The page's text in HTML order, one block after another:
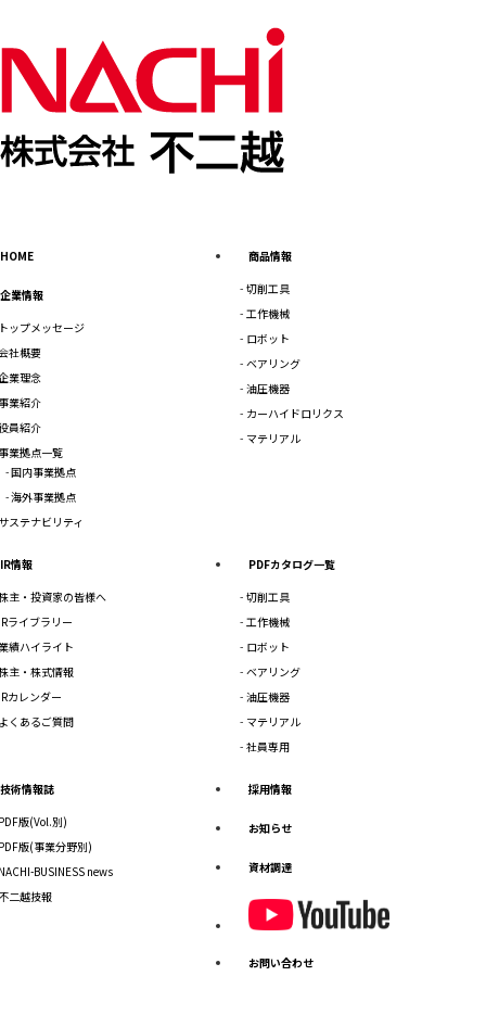
HOME
企業情報
ップメッセージ
社概要
業理念
業紹介
員紹介
業拠点一覧
国内事業拠点
海外事業拠点
ステナビリティ
商品情報
切削工具
工作機械
ロボット
ベアリング
油圧機器
カーハイドロリクス
マテリアル
IR情報
主・投資家の皆様へ
ライブラリー
績ハイライト
主・株式情報
カレンダー
くあるご質問
PDFカタログ一覧
切削工具
工作機械
ロボット
ベアリング
油圧機器
マテリアル
社員専用
技術情報誌
版(Vol.別)
版(事業分野別)
BUSINESS news
二越技報
採用情報
お知らせ
資材調達
お問い合わせ